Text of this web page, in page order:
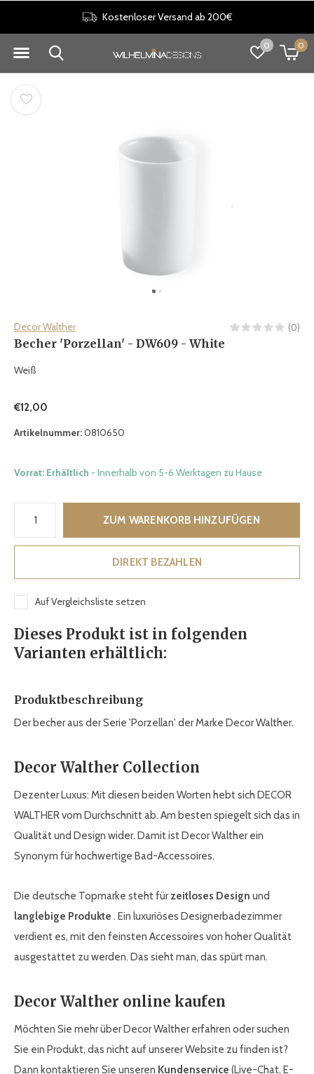
0 0
Kostenloser Versand ab 200€
Decor Walther (0)
Becher 'Porzellan' - DW609 - White
Weiß
€12,00
Artikelnummer:0810650
Vorrat: Erhältlich - Innerhalb von 5-6 Werktagen zu Hause
ZUM WARENKORB HINZUFÜGEN
DIREKT BEZAHLEN
Auf Vergleichsliste setzen
Dieses Produkt ist in folgenden
Varianten erhältlich:
Produktbeschreibung
Der becher aus der Serie 'Porzellan' der Marke Decor Walther.
Decor Walther Collection
Dezenter Luxus: Mit diesen beiden Worten hebt sich DECOR
WALTHER vom Durchschnitt ab. Am besten spiegelt sich das in
Qualität und Design wider. Damit ist Decor Walther ein
Synonym für hochwertige Bad-Accessoires.
Die deutsche Topmarke steht fürzeitloses Design und
langlebige Produkte . Ein luxuriöses Designerbadezimmer
verdient es, mit den feinsten Accessoires von hoher Qualität
ausgestattet zu werden. Das sieht man, das spürt man.
Decor Walther online kaufen
Möchten Sie mehr über Decor Walther erfahren oder suchen
Sie ein Produkt, das nicht auf unserer Website zu finden ist?
Dann kontaktieren Sie unseren Kundenservice (Live-Chat, E-